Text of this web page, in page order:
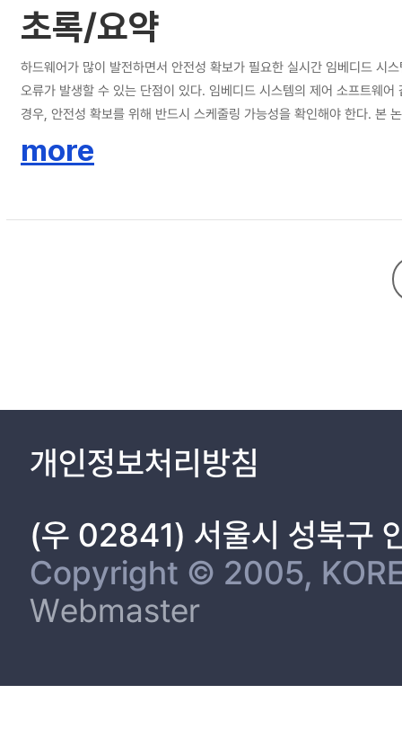
초록/요약
하드웨어가 많이 발전하면서 안전성 확보가 필요한 실시간 임베디드 시
오류가 발생할 수 있는 단점이 있다. 임베디드 시스템의 제어 소프트웨
경우, 안전성 확보를 위해 반드시 스케줄링 가능성을 확인해야 한다.
more
개인정보처리방침
(우 02841) 서울시 성북구
Copyright © 2005,
Webmaster